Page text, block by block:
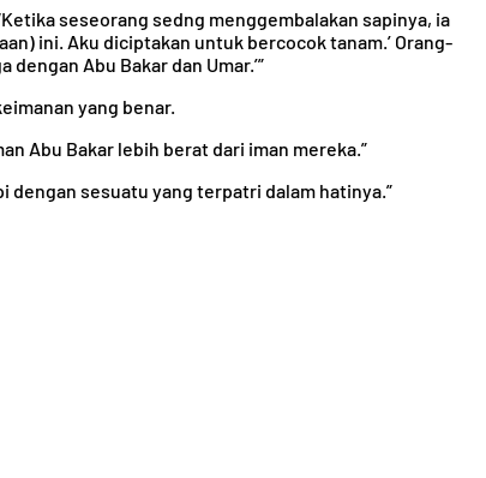
seseorang sedng menggembalakan sapinya, ia
ini. Aku diciptakan untuk bercocok tanam.’ Orang-
Abu Bakar dan Umar.’”
yang benar.
Abu Bakar lebih berat dari iman mereka.”
dengan sesuatu yang terpatri dalam hatinya.”